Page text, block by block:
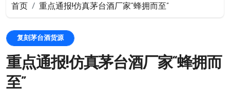
首页 重点通报!仿真茅台酒厂家“蜂拥而至”
复刻茅台酒货源
重点通报!仿真茅台酒厂家“蜂拥而
至”